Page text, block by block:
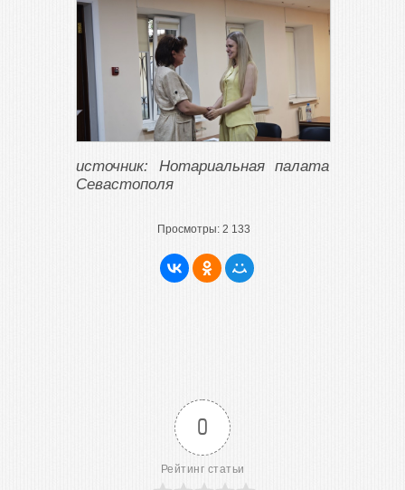
источник: Нотариальная палата
Севастополя
Просмотры: 2 133
0
Рейтинг статьи